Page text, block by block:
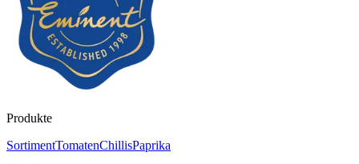
Produkte
SortimentTomatenChillisPaprika